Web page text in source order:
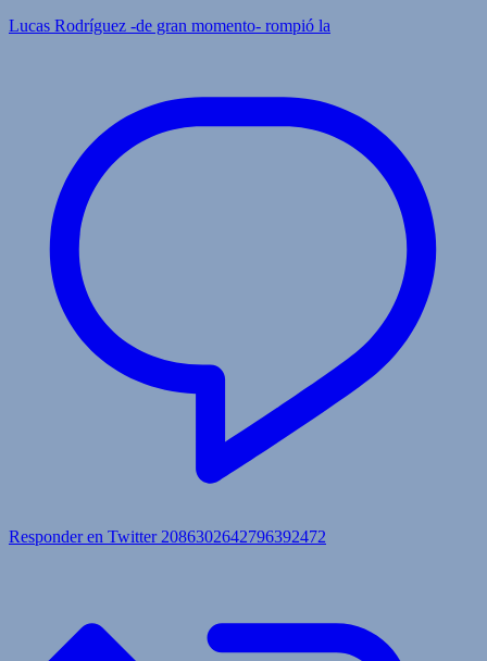
Lucas Rodríguez -de gran momento- rompió la
Responder en Twitter 2086302642796392472